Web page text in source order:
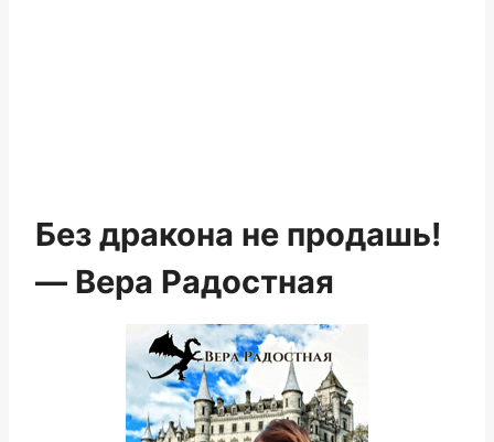
Без дракона не продашь!
— Вера Радостная